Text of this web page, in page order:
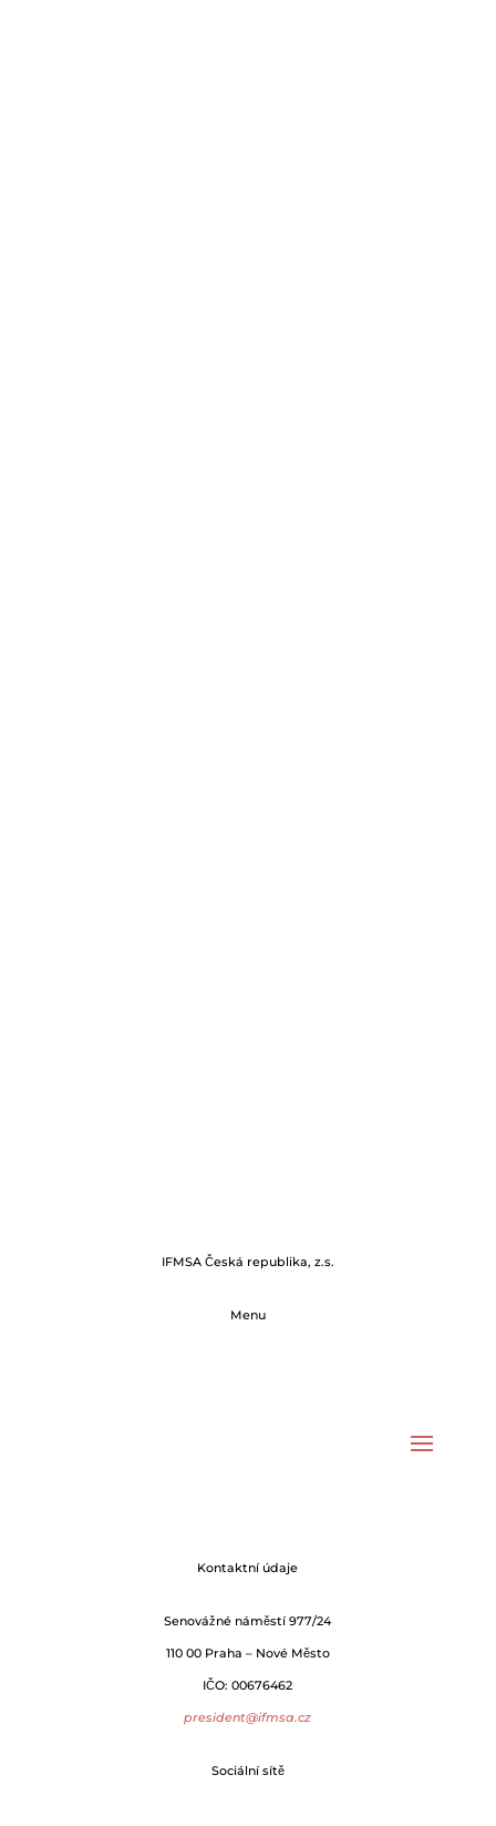
IFMSA Česká republika, z.s.
Menu
Kontaktní údaje
Senovážné náměstí 977/24
110 00 Praha – Nové Město
IČO: 00676462
president@ifmsa.cz
Sociální sítě